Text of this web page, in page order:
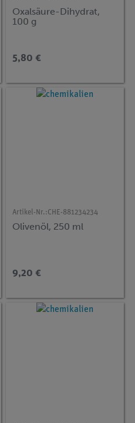
Oxalsäure-Dihydrat,
100 g
5,80 €
Artikel-Nr.:CHE-881234234
Olivenöl, 250 ml
9,20 €